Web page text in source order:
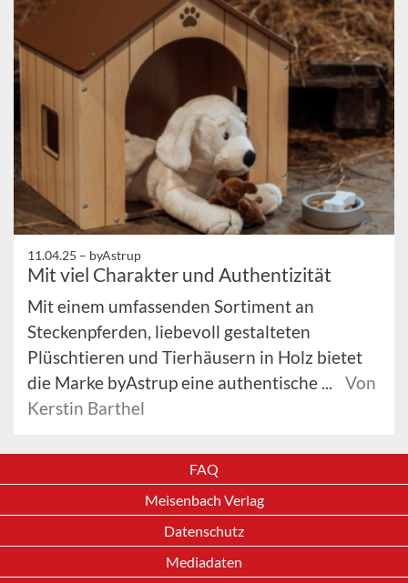
11.04.25 – byAstrup
Mit viel Charakter und Authentizität
Mit einem umfassenden Sortiment an
Steckenpferden, liebevoll gestalteten
Plüschtieren und Tierhäusern in Holz bietet
die Marke byAstrup eine authentische ...
Von
Kerstin Barthel
FAQ
Meisenbach Verlag
Datenschutz
Mediadaten